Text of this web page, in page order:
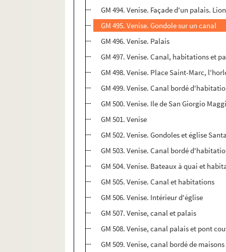
GM 494. Venise. Façade d'un palais.
GM 495. Venise. Gondole sur un canal
GM 496. Venise. Palais
GM 497. Venise. Canal, habitations et
GM 498. Venise. Place Saint-Marc,
GM 499. Venise. Canal bordé
GM 500. Venise. Ile de San Giorgio
GM 501. Venise
GM 502. Venise. Gondoles et église
GM 503. Venise. Canal bordé
GM 504. Venise. Bateaux à quai et
GM 505. Venise. Canal et habitations
GM 506. Venise. Intérieur d'église
GM 507. Venise, canal et palais
GM 508. Venise, canal palais et pont
GM 509. Venise, canal bordé de